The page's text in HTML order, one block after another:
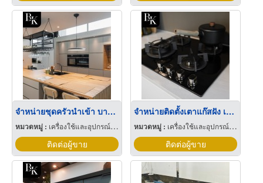
จำหน่ายชุดครัวนำเข้า บางนา
หมวดหมู่ : เครื่องใช้และอุปกรณ์ในการประกอบอาหารครัว
ติดต่อผู้ขาย
จำหน่ายติดตั้งเตาแก๊สฝัง เตาฝัง เตาแก๊สบิวท์อิน
หมวดหมู่ : เครื่องใช้และอุปกรณ์ในการประกอบอาหารครัว
ติดต่อผู้ขาย